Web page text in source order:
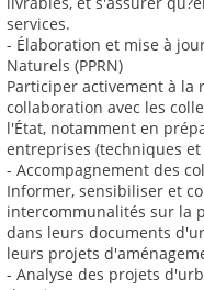
services.
- Élaboration et mise à
Naturels (PPRN)
Participer activement à la
collaboration avec les
l'État, notamment en
entreprises (techniques
- Accompagnement des
Informer, sensibiliser et
intercommunalités sur la
dans leurs documents
leurs projets
- Analyse des projets